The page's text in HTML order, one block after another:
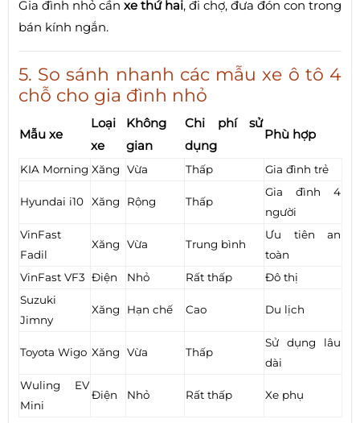
Gia đình nhỏ cần xe thứ hai, đi chợ, đưa đón con trong
bán kính ngắn.
5. So sánh nhanh các mẫu xe ô tô 4
chỗ cho gia đình nhỏ
Mẫu xe
Loại
xe
Không
gian
Chi phí sử
dụng
Phù hợp
KIA Morning Xăng Vừa Thấp Gia đình trẻ
Hyundai i10 Xăng Rộng Thấp
Gia đình 4
người
VinFast
Fadil
Xăng Vừa Trung bình
Ưu tiên an
toàn
VinFast VF3 Điện Nhỏ Rất thấp
Đô thị
Suzuki
Jimny
Xăng Hạn chế Cao Du lịch
Toyota Wigo Xăng Vừa Thấp
Sử dụng lâu
dài
Wuling EV
Mini
Điện Nhỏ Rất thấp Xe phụ